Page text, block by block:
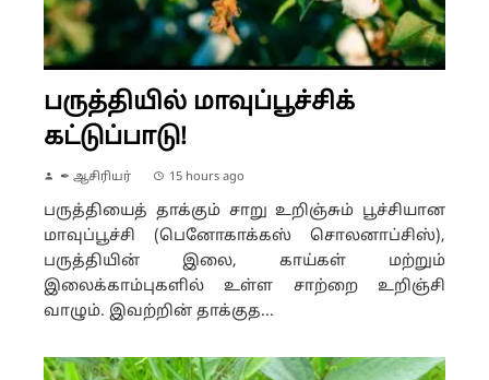
பருத்தியில் மாவுப்பூச்சிக்
கட்டுப்பாடு!
✒ ஆசிரியர் 15 hours ago
பருத்தியைத் தாக்கும் சாறு உறிஞ்சும் பூச்சியான
மாவுப்பூச்சி (பெனோகாக்கஸ் சொலனாப்சிஸ்),
பருத்தியின் இலை, காய்கள் மற்றும்
இலைக்காம்புகளில் உள்ள சாற்றை உறிஞ்சி
வாழும். இவற்றின் தாக்குத...